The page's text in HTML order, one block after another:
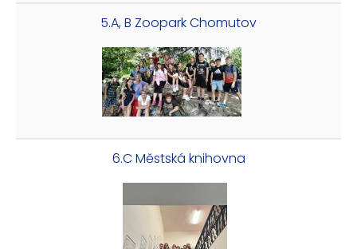
5.A, B Zoopark Chomutov
6.C Městská knihovna